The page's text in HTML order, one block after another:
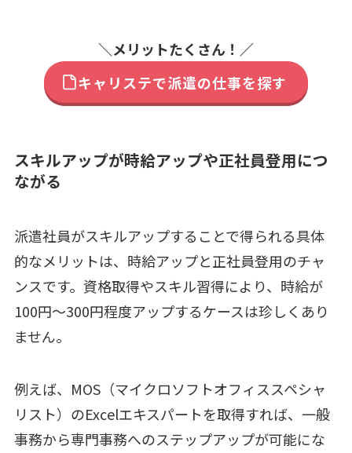
＼メリットたくさん！／
キャリステで派遣の仕事を探す
スキルアップが時給アップや正社員登用につ
ながる
派遣社員がスキルアップすることで得られる具体
的なメリットは、時給アップと正社員登用のチャ
ンスです。資格取得やスキル習得により、時給が
100円〜300円程度アップするケースは珍しくあり
ません。
例えば、MOS（マイクロソフトオフィススペシャ
リスト）のExcelエキスパートを取得すれば、一般
事務から専門事務へのステップアップが可能にな